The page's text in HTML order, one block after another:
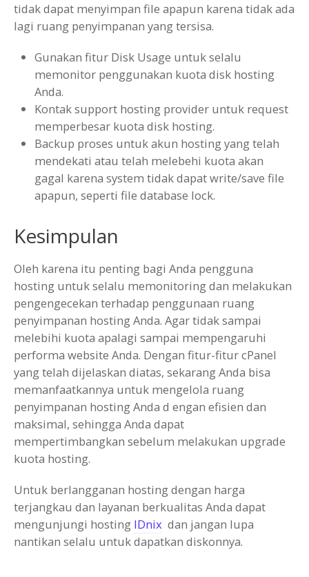
tidak dapat menyimpan file apapun karena tidak ada
lagi ruang penyimpanan yang tersisa.
Gunakan fitur Disk Usage untuk selalu
memonitor penggunakan kuota disk hosting
Anda.
Kontak support hosting provider untuk request
memperbesar kuota disk hosting.
Backup proses untuk akun hosting yang telah
mendekati atau telah melebehi kuota akan
gagal karena system tidak dapat write/save file
apapun, seperti file database lock.
Kesimpulan
Oleh karena itu penting bagi Anda pengguna
hosting untuk selalu memonitoring dan melakukan
pengengecekan terhadap penggunaan ruang
penyimpanan hosting Anda. Agar tidak sampai
melebihi kuota apalagi sampai mempengaruhi
performa website Anda. Dengan fitur-fitur cPanel
yang telah dijelaskan diatas, sekarang Anda bisa
memanfaatkannya untuk mengelola ruang
penyimpanan hosting Anda d engan efisien dan
maksimal, sehingga Anda dapat
mempertimbangkan sebelum melakukan upgrade
kuota hosting.
Untuk berlangganan hosting dengan harga
terjangkau dan layanan berkualitas Anda dapat
mengunjungi hosting IDnix dan jangan lupa
nantikan selalu untuk dapatkan diskonnya.